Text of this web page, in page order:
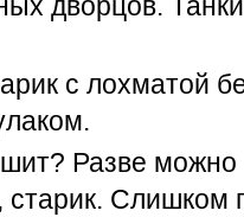
с лохматой
Разве можно
Слишком